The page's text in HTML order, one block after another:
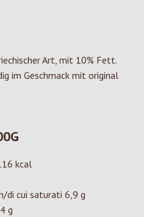
Art, mit 10% Fett.
im Geschmack mit original
kcal
di cui saturati 6,9 g
g